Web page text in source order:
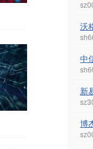
沃
中
新
博